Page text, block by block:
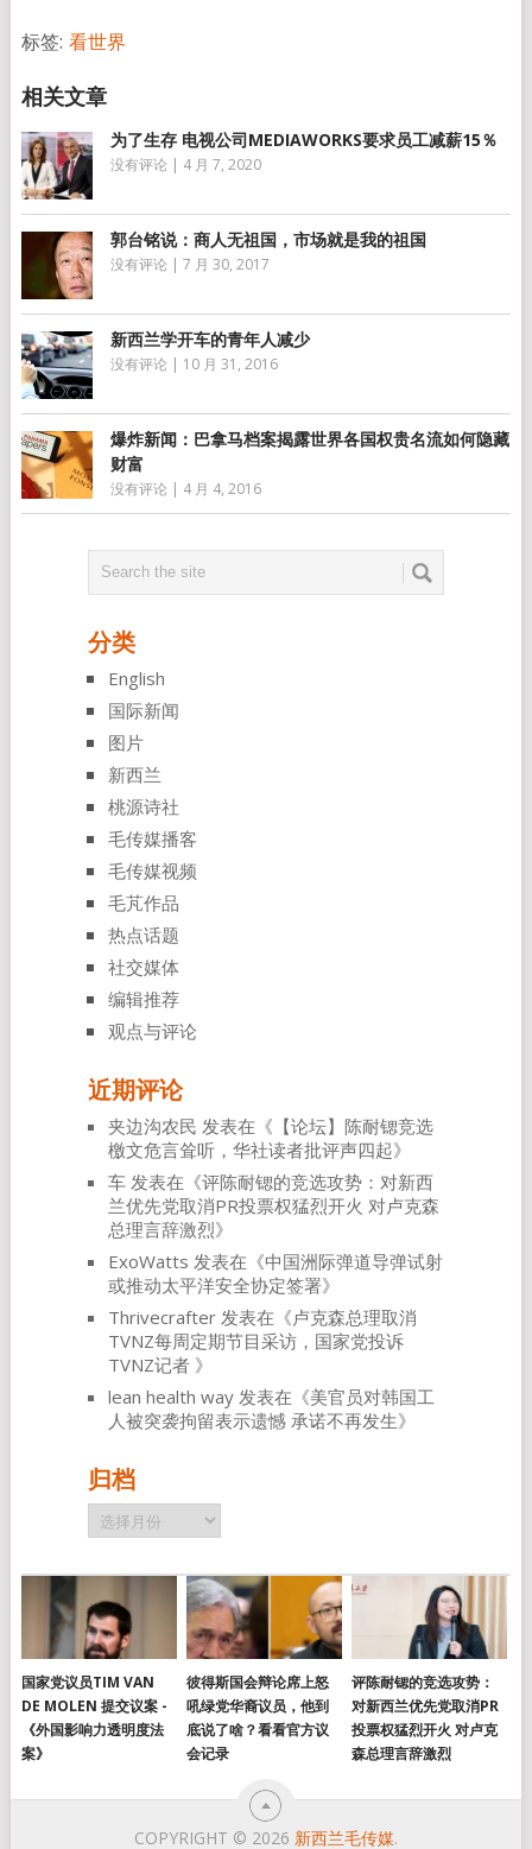
标签: 看世界
为了生存 电视公司MEDIAWORKS要求员工减薪15％
没有评论 | 4 月 7, 2020
郭台铭说：商人无祖国，市场就是我的祖国
没有评论 | 7 月 30, 2017
新西兰学开车的青年人减少
没有评论 | 10 月 31, 2016
爆炸新闻：巴拿马档案揭露世界各国权贵名流如何隐藏
财富
没有评论 | 4 月 4, 2016
分类
English
国际新闻
图片
新西兰
桃源诗社
毛传媒播客
毛传媒视频
毛芃作品
热点话题
社交媒体
编辑推荐
观点与评论
近期评论
夹边沟农民 发表在《 【论坛】陈耐锶竞选
檄文危言耸听，华社读者批评声四起》
车发表在《评陈耐锶的竞选攻势：对新西
兰优先党取消PR投票权猛烈开火 对卢克森
总理言辞激烈》
ExoWatts 发表在《中国洲际弹道导弹试射
或推动太平洋安全协定签署》
Thrivecrafter发表在《卢克森总理取消
TVNZ每周定期节目采访，国家党投诉
TVNZ记者 》
lean health way发表在《美官员对韩国工
人被突袭拘留表示遗憾 承诺不再发生》
归档
归
档
国家党议员TIM VAN
DE MOLEN 提交议案 -
《外国影响力透明度法
案》
彼得斯国会辩论席上怒
吼绿党华裔议员，他到
底说了啥？看看官方议
会记录
评陈耐锶的竞选攻势：
对新西兰优先党取消PR
投票权猛烈开火 对卢克
森总理言辞激烈
COPYRIGHT © 2026 新西兰毛传媒.